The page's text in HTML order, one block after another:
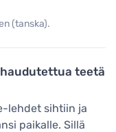
(tanska).
teetä
lehdet sihtiin ja
paikalle. Sillä